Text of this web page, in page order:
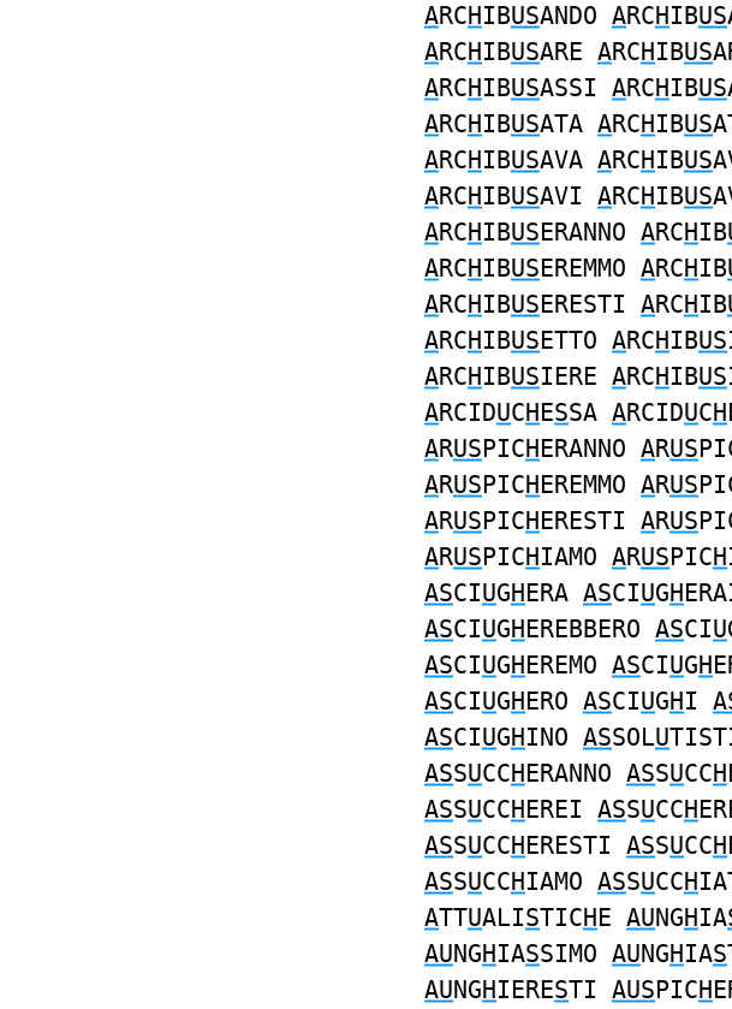
ARCHIBUSANDO ARCHIBUS
ARCHIBUSARE ARCHIBUS
ARCHIBUSASSI ARCHIBUS
ARCHIBUSATA ARCHIBUS
ARCHIBUSAVA ARCHIBUS
ARCHIBUSAVI ARCHIBUS
ARCHIBUSERANNO ARCHIB
ARCHIBUSEREMMO ARCHIB
ARCHIBUSERESTI ARCHIB
ARCHIBUSETTO ARCHIBUS
ARCHIBUSIERE ARCHIBUS
ARCIDUCHESSA ARCIDUCH
ARUSPICHERANNO ARUS
ARUSPICHEREMMO ARUS
ARUSPICHERESTI ARUS
ARUSPICHIAMO ARUSPICH
ASCIUGHERA ASCIUGH
ASCIUGHEREBBERO ASCIU
ASCIUGHEREMO ASCIUGH
ASCIUGHERO ASCIUGHI
ASCIUGHINO ASSOLU
ASSUCCHERANNO ASSUCCH
ASSUCCHEREI ASSUCCH
ASSUCCHERESTI ASSUCCH
ASSUCCHIAMO ASSUCCH
ATTUALISTICHE AUNGHIA
AUNGHIASSIMO AUNGHIAS
AUNGHIERESTI AUSPICH